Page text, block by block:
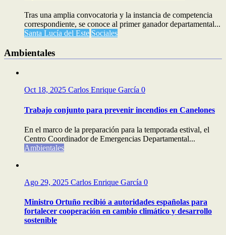
Tras una amplia convocatoria y la instancia de competencia
correspondiente, se conoce al primer ganador departamental...
Santa Lucía del Este Sociales
Ambientales
Oct 18, 2025 Carlos Enrique García 0
Trabajo conjunto para prevenir incendios en Canelones
En el marco de la preparación para la temporada estival, el
Centro Coordinador de Emergencias Departamental...
Ambientales
Ago 29, 2025 Carlos Enrique García 0
Ministro Ortuño recibió a autoridades españolas para
fortalecer cooperación en cambio climático y desarrollo
sostenible